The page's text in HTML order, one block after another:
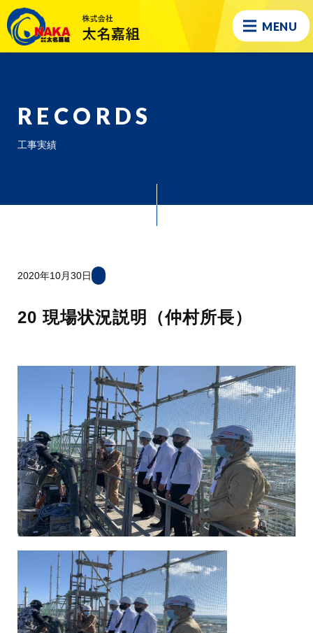
MENU
RECORDS
工事実績
2020年10月30日
20 現場状況説明（仲村所長）